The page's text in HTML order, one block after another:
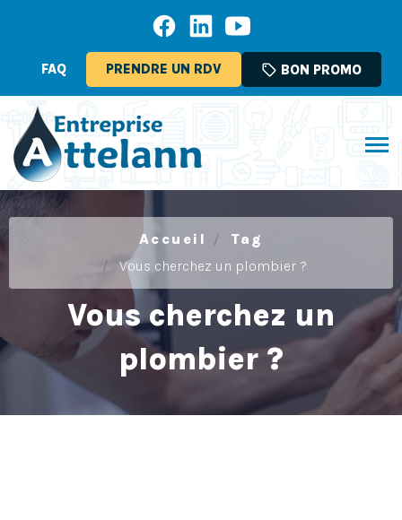
FAQ PRENDRE UN RDV sell BON PROMO
Accueil
Tag
Vous cherchez un plombier ?
Vous cherchez un
plombier ?